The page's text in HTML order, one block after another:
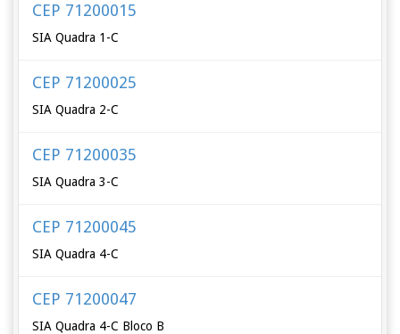
CEP 71200015
SIA Quadra 1-C
CEP 71200025
SIA Quadra 2-C
CEP 71200035
SIA Quadra 3-C
CEP 71200045
SIA Quadra 4-C
CEP 71200047
SIA Quadra 4-C Bloco B